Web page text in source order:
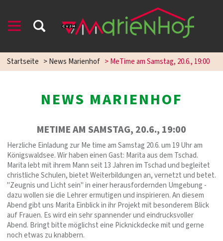
Startseite >News Marienhof >MeTime am Samstag, 20.6., 19:00
NEWS MARIENHOF
METIME AM SAMSTAG, 20.6., 19:00
Herzliche Einladung zur Me time am Samstag 20.6. um 19 Uhr am
Königswaldsee. Wir haben einen Gast: Marita aus dem Tschad.
Marita lebt mit ihrem Mann seit 13 Jahren im Tschad und begleitet
christliche Schulen, bietet Weiterbildungen an, vernetzt und betet.
"Zeugnis und Licht sein" in einer herausfordernden Umgebung -
dazu wollen sie die Lehrer ermutigen und inspirieren. An diesem
Abend gibt uns Marita Einblick in ihr Projekt mit besonderem Blick
auf Frauen. Es wird ein sehr spannender und eindrucksvoller
Abend. Bringt bitte möglichst eine Picknickdecke mit und gerne
noch etwas zu knabbern.